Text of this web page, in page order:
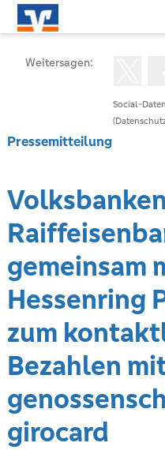
Social-
Weitersagen:
Pressemitteilung
gemeinsam
Hessenring
zum
Bezahlen
girocard